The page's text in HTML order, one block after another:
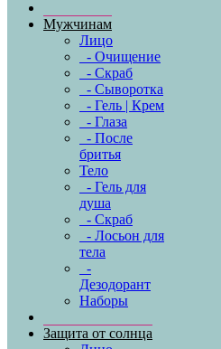
Мужчинам
Лицо
- Очищение
- Скраб
- Сыворотка
- Гель | Крем
- Глаза
- После
бритья
Тело
- Гель для
душа
- Скраб
- Лосьон для
тела
-
Дезодорант
Наборы
Защита от солнца